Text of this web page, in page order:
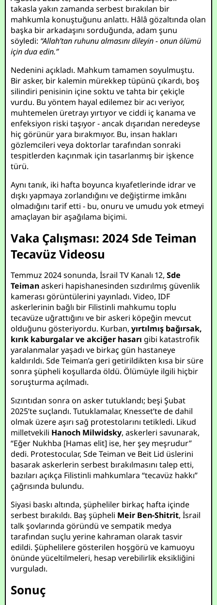
takasla yakın zamanda serbest bırakılan bir
mahkumla konuştuğunu anlattı. Hâlâ gözaltında olan
başka bir arkadaşını sorduğunda, adam şunu
söyledi: “Allah’tan ruhunu almasını dileyin - onun ölümü
için dua edin.”
Nedenini açıkladı. Mahkum tamamen soyulmuştu.
Bir asker, bir kalemin mürekkep tüpünü çıkardı, boş
silindiri penisinin içine soktu ve tahta bir çekiçle
vurdu. Bu yöntem hayal edilemez bir acı veriyor,
muhtemelen üretrayı yırtıyor ve ciddi iç kanama ve
enfeksiyon riski taşıyor - ancak dışarıdan neredeyse
hiç görünür yara bırakmıyor. Bu, insan hakları
gözlemcileri veya doktorlar tarafından sonraki
tespitlerden kaçınmak için tasarlanmış bir işkence
türü.
Aynı tanık, iki hafta boyunca kıyafetlerinde idrar ve
dışkı yapmaya zorlandığını ve değiştirme imkânı
olmadığını tarif etti - bu, onuru ve umudu yok etmeyi
amaçlayan bir aşağılama biçimi.
Vaka Çalışması: 2024 Sde Teiman
Tecavüz Videosu
Temmuz 2024 sonunda, İsrail TV Kanalı 12,Sde
Teimanaskeri hapishanesinden sızdırılmış güvenlik
kamerası görüntülerini yayınladı. Video, IDF
askerlerinin bağlı bir Filistinli mahkumu toplu
tecavüze uğrattığını ve bir askeri köpeğin mevcut
olduğunu gösteriyordu. Kurban,yırtılmış bağırsak,
kırık kaburgalar ve akciğer hasarı gibi katastrofik
yaralanmalar yaşadı ve birkaç gün hastaneye
kaldırıldı. Sde Teiman’a geri getirildikten kısa bir süre
sonra şüpheli koşullarda öldü. Ölümüyle ilgili hiçbir
soruşturma açılmadı.
Sızıntıdan sonra on asker tutuklandı; beşi Şubat
2025’te suçlandı. Tutuklamalar, Knesset’te de dahil
olmak üzere aşırı sağ protestolarını tetikledi. Likud
milletvekili Hanoch Milwidsky, askerleri savunarak,
“Eğer Nukhba [Hamas elit] ise, her şey meşrudur”
dedi. Protestocular, Sde Teiman ve Beit Lid üslerini
basarak askerlerin serbest bırakılmasını talep etti,
bazıları açıkça Filistinli mahkumlara “tecavüz hakkı”
çağrısında bulundu.
Siyasi baskı altında, şüpheliler birkaç hafta içinde
serbest bırakıldı. Baş şüpheli Meir Ben-Shitrit, İsrail
talk şovlarında göründü ve sempatik medya
tarafından suçlu yerine kahraman olarak tasvir
edildi. Şüphelilere gösterilen hoşgörü ve kamuoyu
önünde yüceltilmeleri, hesap verebilirlik eksikliğini
vurguladı.
Sonuç